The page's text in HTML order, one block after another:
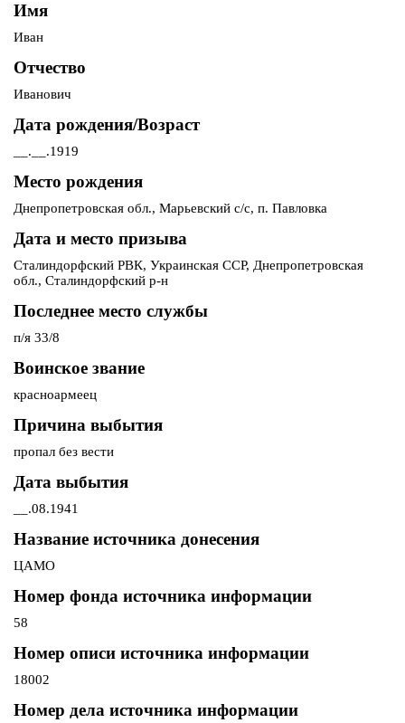
Имя
Иван
Отчество
Иванович
Дата рождения/Возраст
__.__.1919
Место рождения
Днепропетровская обл., Марьевский с/с, п. Павловка
Дата и место призыва
Сталиндорфский РВК, Украинская ССР, Днепропетровская
обл., Сталиндорфский р-н
Последнее место службы
п/я 33/8
Воинское звание
красноармеец
Причина выбытия
пропал без вести
Дата выбытия
__.08.1941
Название источника донесения
ЦАМО
Номер фонда источника информации
58
Номер описи источника информации
18002
Номер дела источника информации